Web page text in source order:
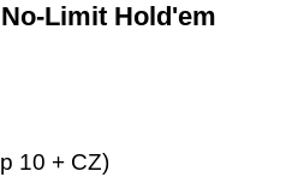
Limit Hold'em
10 + CZ)